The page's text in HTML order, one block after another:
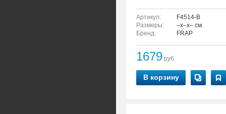
Артикул:
F4514-B
Размеры:
–x–x– см.
Бренд:
FRAP
1679 руб.
В корзину